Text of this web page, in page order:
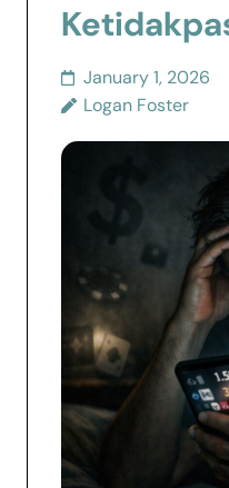
January 1, 2026
Logan Foster